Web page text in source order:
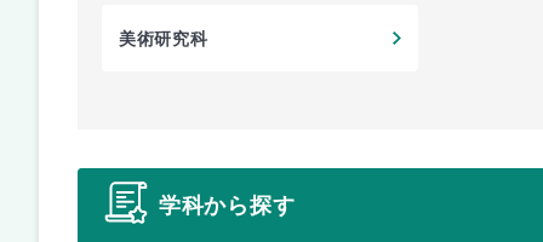
美術研究科
学科から探す